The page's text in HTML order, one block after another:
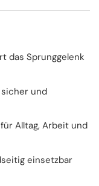
das Sprunggelenk
und
Alltag, Arbeit und
einsetzbar